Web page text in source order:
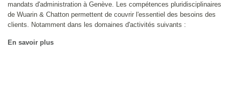
mandats d'administration à Genève. Les compétences pluridisciplinaires
de Wuarin & Chatton permettent de couvrir l'essentiel des besoins des
clients. Notamment dans les domaines d'activités suivants :
En savoir plus